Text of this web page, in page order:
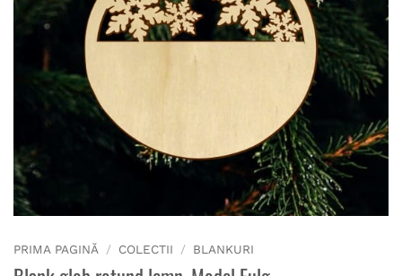
PRIMA PAGINĂ / COLECTII / BLANKURI